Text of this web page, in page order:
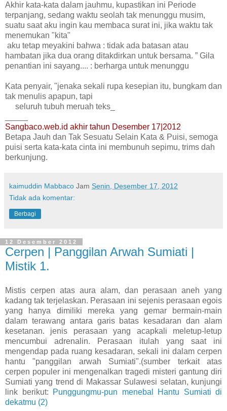
Akhir kata-kata dalam jauhmu, kupastikan ini Periode
terpanjang, sedang waktu seolah tak menunggu musim,
suatu saat aku ingin kau membaca surat ini, jika waktu tak
menemukan "kita"
aku tetap meyakini bahwa : tidak ada batasan atau
hambatan jika dua orang ditakdirkan untuk bersama. ” Gila
penantian ini sayang.... : berharga untuk menunggu
Kata penyair, "jenaka sekali rupa kesepian itu, bungkam dan
tak menulis apapun, tapi
seluruh tubuh meruah teks_
Sangbaco.web.id akhir tahun Desember 17|2012
Betapa Jauh dan Tak Sesuatu Selain Kata & Puisi, semoga
puisi serta kata-kata cinta ini membunuh sepimu, trims dah
berkunjung.
kaimuddin Mabbaco Jam Senin, Desember 17, 2012
Tidak ada komentar:
Berbagi
12 Desember 2012
Cerpen | Panggilan Arwah Sumiati |
Mistik 1.
Mistis cerpen atas aura alam, dan perasaan aneh yang
kadang tak terjelaskan. Perasaan ini sejenis perasaan egois
yang hanya dimiliki mereka yang gemar bermain-main
dalam terawang antara garis batas kesadaran dan alam
kesetanan. jenis perasaan yang acapkali meletup-letup
mencumbui adrenalin. Perasaan itulah yang saat ini
mengendap pada ruang kesadaran, sekali ini dalam cerpen
hantu "panggilan arwah Sumiati".(sumber terkait atas
cerpen populer ini mengenalkan tragedi misteri gantung diri
Sumiati yang trend di Makassar Sulawesi selatan, kunjungi
link berikut:
Punggungmu-pun menebal Hantu Sumiati di
dekatmu (2)